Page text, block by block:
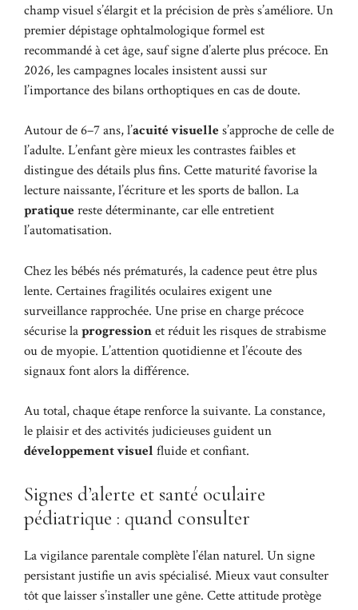
champ visuel s’élargit et la précision de près s’améliore. Un
premier dépistage ophtalmologique formel est
recommandé à cet âge, sauf signe d’alerte plus précoce. En
2026, les campagnes locales insistent aussi sur
l’importance des bilans orthoptiques en cas de doute.
Autour de 6–7 ans, l’acuité visuelles’approche de celle de
l’adulte. L’enfant gère mieux les contrastes faibles et
distingue des détails plus fins. Cette maturité favorise la
lecture naissante, l’écriture et les sports de ballon. La
pratiquereste déterminante, car elle entretient
l’automatisation.
Chez les bébés nés prématurés, la cadence peut être plus
lente. Certaines fragilités oculaires exigent une
surveillance rapprochée. Une prise en charge précoce
sécurise laprogressionet réduit les risques de strabisme
ou de myopie. L’attention quotidienne et l’écoute des
signaux font alors la différence.
Au total, chaque étape renforce la suivante. La constance,
le plaisir et des activités judicieuses guident un
développement visuel fluide et confiant.
Signes d’alerte et santé oculaire
pédiatrique : quand consulter
La vigilance parentale complète l’élan naturel. Un signe
persistant justifie un avis spécialisé. Mieux vaut consulter
tôt que laisser s’installer une gêne. Cette attitude protège